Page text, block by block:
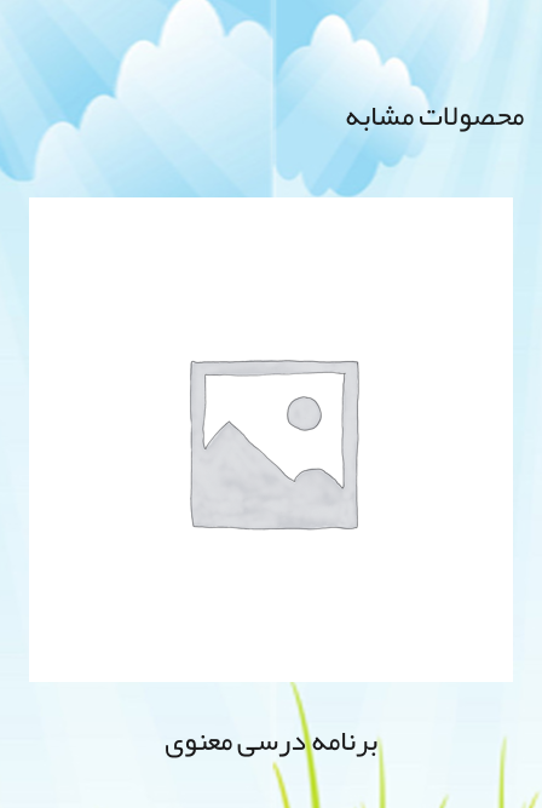
محصولات مشابه
برنامه درسی معنوی